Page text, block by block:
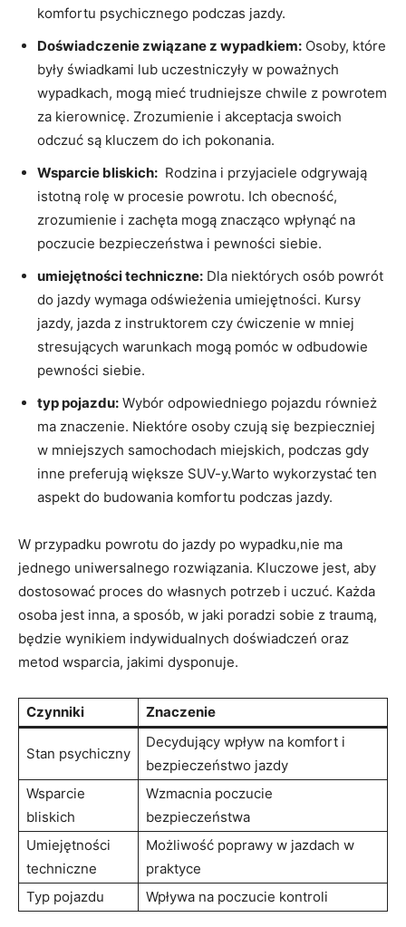
komfortu psychicznego podczas jazdy.
Doświadczenie⁣ związane z ‌wypadkiem: Osoby, które
były świadkami lub uczestniczyły w poważnych
⁤wypadkach,‌ mogą mieć ⁢trudniejsze chwile z powrotem
za⁤ kierownicę. Zrozumienie⁢ i akceptacja swoich
odczuć są kluczem do ⁣ich pokonania.
Wsparcie⁢ bliskich: ⁣ Rodzina i ⁣przyjaciele ‍odgrywają
istotną rolę​ w procesie powrotu. Ich⁣ obecność,
zrozumienie i zachęta mogą znacząco wpłynąć na
poczucie bezpieczeństwa i pewności siebie.
umiejętności techniczne: Dla niektórych osób⁤ powrót
do jazdy wymaga odświeżenia umiejętności. Kursy
jazdy, jazda ⁣z‌ instruktorem czy ćwiczenie w mniej
stresujących warunkach mogą pomóc ​w odbudowie
pewności siebie.
typ pojazdu: Wybór ‍odpowiedniego pojazdu również
ma⁢ znaczenie. Niektóre ⁣osoby czują się bezpieczniej
w⁣ mniejszych samochodach miejskich, podczas ⁤gdy
inne preferują‍ większe SUV-y.Warto wykorzystać ten
aspekt do budowania komfortu podczas jazdy.
W przypadku powrotu do ‍jazdy po wypadku,nie ma
jednego uniwersalnego rozwiązania. ‌Kluczowe ‌jest, aby
dostosować proces do własnych potrzeb i uczuć. Każda
osoba jest inna, a sposób, w jaki poradzi sobie z traumą,
będzie wynikiem indywidualnych‍ doświadczeń oraz
metod wsparcia, jakimi‌ dysponuje.
Czynniki Znaczenie
Stan psychiczny
Decydujący‌ wpływ na komfort i
bezpieczeństwo jazdy
Wsparcie
bliskich
Wzmacnia poczucie
bezpieczeństwa
Umiejętności
techniczne
Możliwość poprawy w jazdach w
praktyce
Typ pojazdu
Wpływa na poczucie kontroli